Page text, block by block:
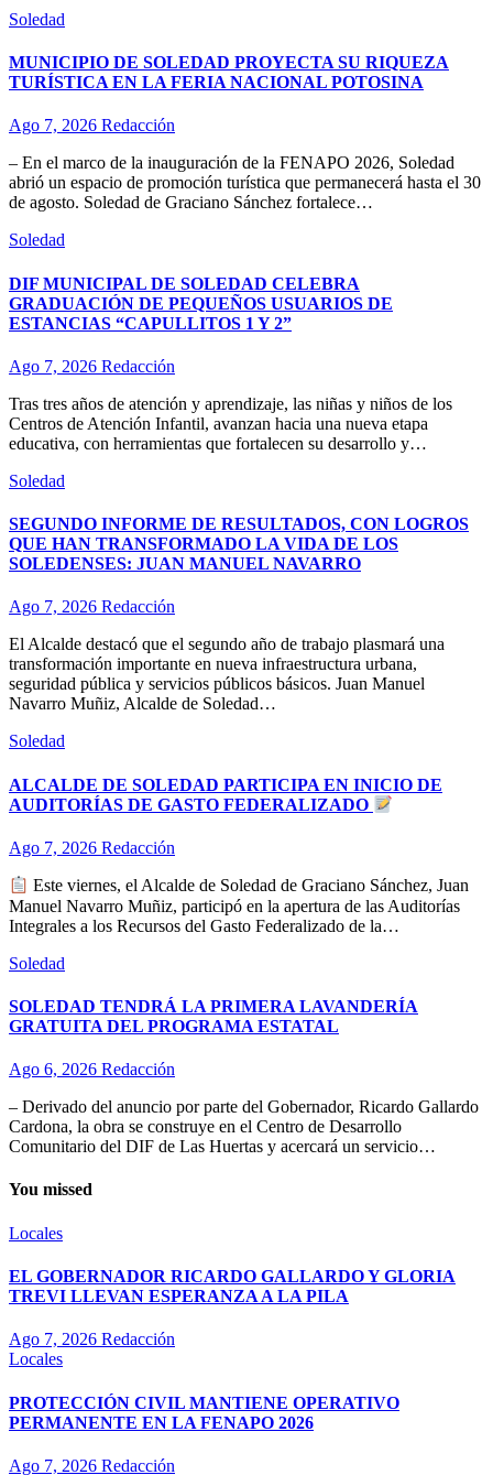
Soledad
MUNICIPIO DE SOLEDAD PROYECTA SU RIQUEZA
TURÍSTICA EN LA FERIA NACIONAL POTOSINA
Ago 7, 2026 Redacción
– En el marco de la inauguración de la FENAPO 2026, Soledad
abrió un espacio de promoción turística que permanecerá hasta el 30
de agosto. Soledad de Graciano Sánchez fortalece…
Soledad
DIF MUNICIPAL DE SOLEDAD CELEBRA
GRADUACIÓN DE PEQUEÑOS USUARIOS DE
ESTANCIAS “CAPULLITOS 1 Y 2”
Ago 7, 2026 Redacción
Tras tres años de atención y aprendizaje, las niñas y niños de los
Centros de Atención Infantil, avanzan hacia una nueva etapa
educativa, con herramientas que fortalecen su desarrollo y…
Soledad
SEGUNDO INFORME DE RESULTADOS, CON LOGROS
QUE HAN TRANSFORMADO LA VIDA DE LOS
SOLEDENSES: JUAN MANUEL NAVARRO
Ago 7, 2026 Redacción
El Alcalde destacó que el segundo año de trabajo plasmará una
transformación importante en nueva infraestructura urbana,
seguridad pública y servicios públicos básicos. Juan Manuel
Navarro Muñiz, Alcalde de Soledad…
Soledad
ALCALDE DE SOLEDAD PARTICIPA EN INICIO DE
AUDITORÍAS DE GASTO FEDERALIZADO
Ago 7, 2026 Redacción
Este viernes, el Alcalde de Soledad de Graciano Sánchez, Juan
Manuel Navarro Muñiz, participó en la apertura de las Auditorías
Integrales a los Recursos del Gasto Federalizado de la…
Soledad
SOLEDAD TENDRÁ LA PRIMERA LAVANDERÍA
GRATUITA DEL PROGRAMA ESTATAL
Ago 6, 2026 Redacción
– Derivado del anuncio por parte del Gobernador, Ricardo Gallardo
Cardona, la obra se construye en el Centro de Desarrollo
Comunitario del DIF de Las Huertas y acercará un servicio…
You missed
Locales
EL GOBERNADOR RICARDO GALLARDO Y GLORIA
TREVI LLEVAN ESPERANZA A LA PILA
Ago 7, 2026 Redacción
Locales
PROTECCIÓN CIVIL MANTIENE OPERATIVO
PERMANENTE EN LA FENAPO 2026
Ago 7, 2026 Redacción